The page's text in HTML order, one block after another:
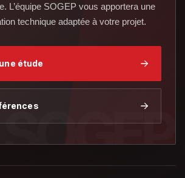
L’équipe SOGEP vous apportera une
technique adaptée à votre projet.
étude